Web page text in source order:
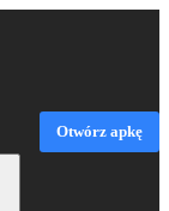
Otwórz apkę